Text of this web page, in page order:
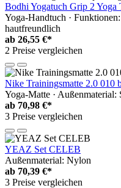
Bodhi Yogatuch Grip 2 Yoga
Yoga-Handtuch ·
hautfreundlich
ab 26,55 €*
2 Preise vergleichen
Nike Trainingsmatte 2.0 010
Yoga-Matte · Außenmaterial:
ab 70,98 €*
3 Preise vergleichen
YEAZ Set CELEB
Außenmaterial: Nylon
ab 70,39 €*
3 Preise vergleichen